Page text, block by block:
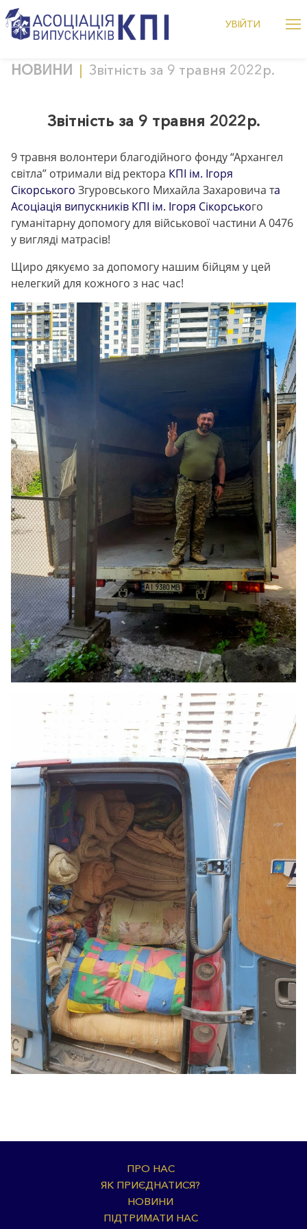
Skip
alumniKPI
УВІЙТИ
НОВИНИ Звітність за 9 травня 2022р.
Звітність за 9 травня 2022р.
9 травня волонтери благодійного фонду “Архангел
світла” отримали від ректора КПІ ім. Ігоря
Сікорського Згуровського Михайла Захаровича та
Асоціація випускників КПІ ім. Ігоря Сікорського
гуманітарну допомогу для військової частини А 0476
у вигляді матрасів!
Щиро дякуємо за допомогу нашим бійцям у цей
нелегкий для кожного з нас час!
ПРО НАС
ЯК ПРИЄДНАТИСЯ?
НОВИНИ
ПІДТРИМАТИ НАС